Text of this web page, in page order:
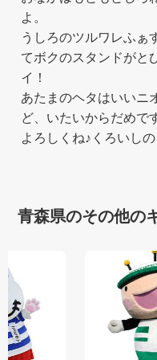
よ。
うしろのツルワレふぁ
てボクのスタンドがと
イ！
あたまのヘタはいいニ
ど、いたいからだめで
よろしくね♪くろいし
青森県のその他の